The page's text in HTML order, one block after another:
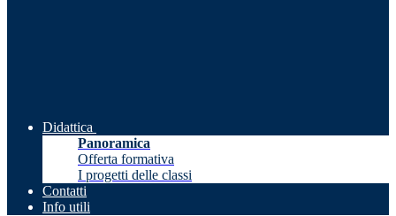
Didattica
Panoramica
Offerta formativa
I progetti delle classi
Contatti
Info utili